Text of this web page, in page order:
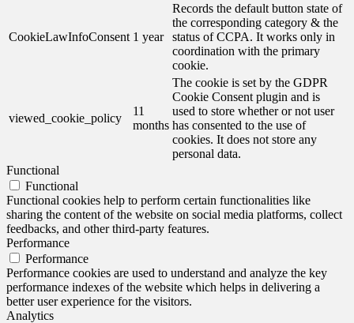
CookieLawInfoConsent 1 year
Records the default button state of
the corresponding category & the
status of CCPA. It works only in
coordination with the primary
cookie.
viewed_cookie_policy
11
months
The cookie is set by the GDPR
Cookie Consent plugin and is
used to store whether or not user
has consented to the use of
cookies. It does not store any
personal data.
Functional
Functional
Functional cookies help to perform certain functionalities like
sharing the content of the website on social media platforms, collect
feedbacks, and other third-party features.
Performance
Performance
Performance cookies are used to understand and analyze the key
performance indexes of the website which helps in delivering a
better user experience for the visitors.
Analytics